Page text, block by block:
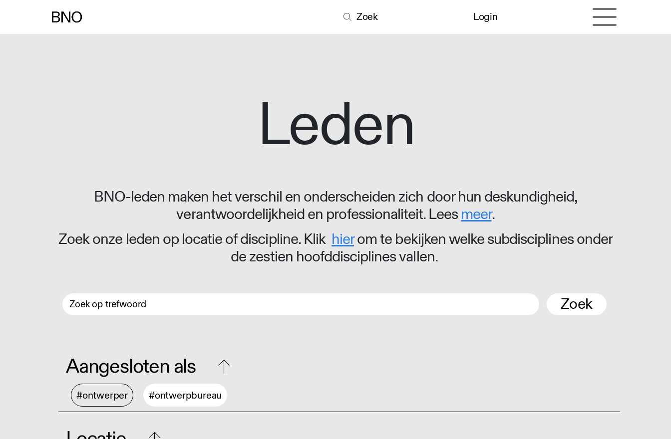
Zoek Login
Leden
BNO-leden maken het verschil en onderscheiden zich door hun deskundigheid,
verantwoordelijkheid en professionaliteit. Leesmeer.
Zoek onze leden op locatie of discipline. Klik hierom te bekijken welke subdisciplines onder
de zestien hoofddisciplines vallen.
Zoek
Aangesloten als
#ontwerper #ontwerpbureau